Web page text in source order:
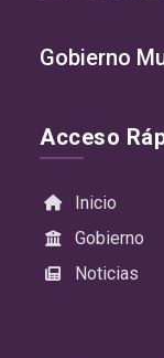
Gobierno
Acceso
Inicio
Gobierno
Noticias